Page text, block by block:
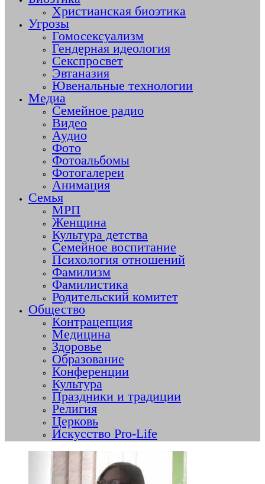
Христианская биоэтика
Угрозы
Гомосексуализм
Гендерная идеология
Секспросвет
Эвтаназия
Ювенальные технологии
Медиа
Семейное радио
Видео
Аудио
Фото
Фотоальбомы
Фотогалереи
Анимация
Семья
МРП
Женщина
Культура детства
Семейное воспитание
Психология отношений
Фамилизм
Фамилистика
Родительский комитет
Общество
Контрацепция
Медицина
Здоровье
Образование
Конференции
Культура
Праздники и традиции
Религия
Церковь
Искусство Pro-Life